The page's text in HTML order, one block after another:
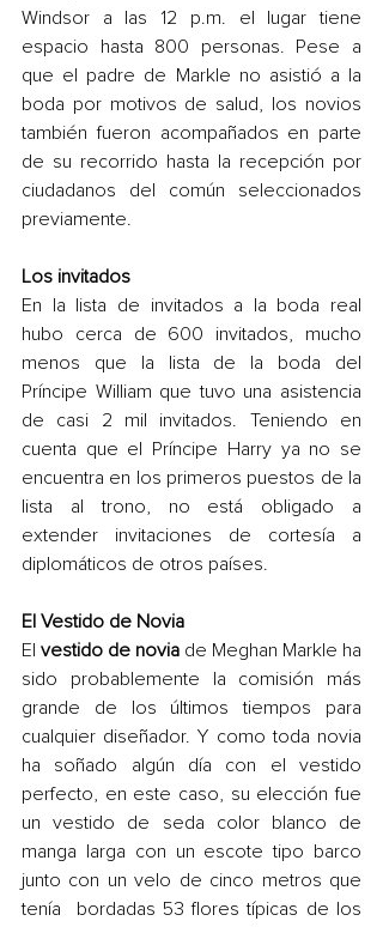
Windsor a las 12 p.m. el lugar tiene
espacio hasta 800 personas. Pese a
que el padre de Markle no asistió a la
boda por motivos de salud, los novios
también fueron acompañados en parte
de su recorrido hasta la recepción por
ciudadanos del común seleccionados
previamente.
Los invitados
En la lista de invitados a la boda real
hubo cerca de 600 invitados, mucho
menos que la lista de la boda del
Príncipe William que tuvo una asistencia
de casi 2 mil invitados. Teniendo en
cuenta que el Príncipe Harry ya no se
encuentra en los primeros puestos de la
lista al trono, no está obligado a
extender invitaciones de cortesía a
diplomáticos de otros países.
El Vestido de Novia
El vestido de novia de Meghan Markle ha
sido probablemente la comisión más
grande de los últimos tiempos para
cualquier diseñador. Y como toda novia
ha soñado algún día con el vestido
perfecto, en este caso, su elección fue
un vestido de seda color blanco de
manga larga con un escote tipo barco
junto con un velo de cinco metros que
tenía  bordadas 53 flores típicas de los